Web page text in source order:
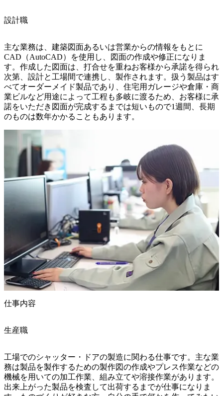
設計職
主な業務は、建築図面あるいは営業からの情報をもとに
CAD（AutoCAD）を使用し、図面の作成や修正になりま
す。作成した図面は、打合せを重ねお客様から承諾を得られ
次第、設計と工場間で連携し、製作されます。扱う製品はす
べてオーダーメイド製品であり、住宅用ガレージや倉庫・商
業ビルなど用途によって工程も多岐に渡るため、お客様に承
諾をいただき図面が完成するまでは短いもので1週間、長期
のものは数年かかることもあります。
仕事内容
生産職
工場でのシャッター・ドアの製造に関わる仕事です。主な業
務は製品を製作するための製作図の作成やプレス作業などの
機械を用いての加工作業、組み立てや溶接作業があります。
出来上がった製品を検査して出荷するまでが仕事になりま